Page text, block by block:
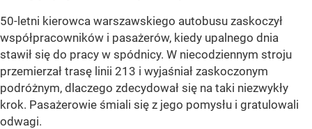
50-letni kierowca warszawskiego autobusu zaskoczył
współpracowników i pasażerów, kiedy upalnego dnia
stawił się do pracy w spódnicy. W niecodziennym stroju
przemierzał trasę linii 213 i wyjaśniał zaskoczonym
podróżnym, dlaczego zdecydował się na taki niezwykły
krok. Pasażerowie śmiali się z jego pomysłu i gratulowali
odwagi.